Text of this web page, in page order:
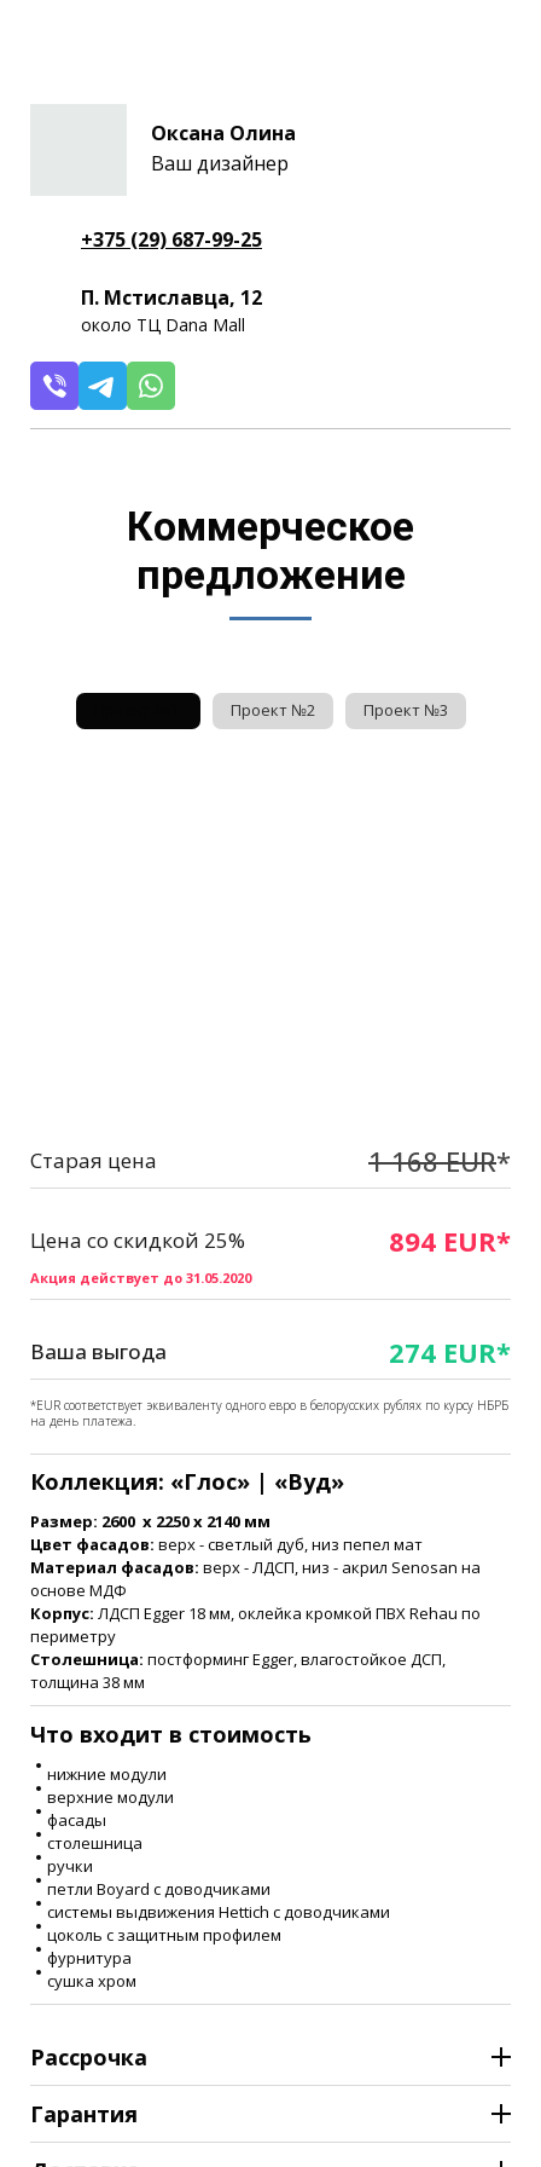
Оксана Олина
Ваш дизайнер
+375 (29) 687-99-25
П. Мстиславца, 12
около ТЦ Dana Mall
Коммерческое
предложение
Проект №2 Проект №3
Старая цена 1 168 EUR*
Цена со скидкой 25% 894 EUR*
Акция действует до 31.05.2020
Ваша выгода 274 EUR*
*EUR соответствует эквиваленту одного евро в белорусских рублях по курсу НБРБ
на день платежа.
Коллекция: «Глос» | «Вуд»
Размер: 2600 х 2250 х 2140 мм
Цвет фасадов: верх - светлый дуб, низ пепел мат
Материал фасадов: верх - ЛДСП, низ - акрил Senosan на
основе МДФ
Корпус: ЛДСП Egger 18 мм, оклейка кромкой ПВХ Rehau по
периметру
Столешница: постформинг Egger, влагостойкое ДСП,
толщина 38 мм
Что входит в стоимость
нижние модули
верхние модули
фасады
столешница
ручки
петли Boyard с доводчиками
системы выдвижения Hettich с доводчиками
цоколь с защитным профилем
фурнитура
сушка хром
Рассрочка
Гарантия